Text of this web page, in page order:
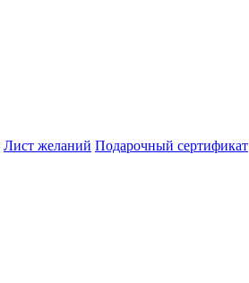
Лист желаний Подарочный сертификат